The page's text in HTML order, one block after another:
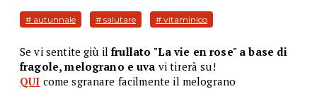
# autunnale # salutare # vitaminico
Se vi sentite giù ilfrullato "La vie en rose" a base di
fragole, melograno e uva vi tirerà su!
QUI come sgranare facilmente il melograno